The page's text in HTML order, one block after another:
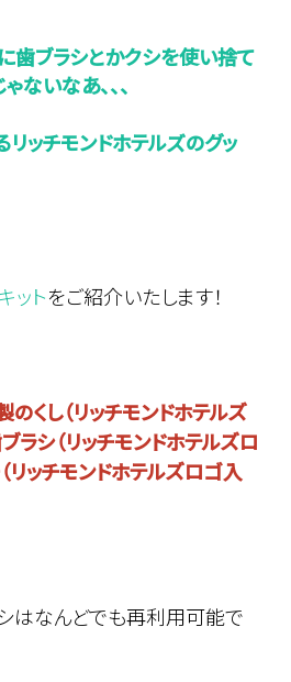
歯ブラシとかクシを使い捨て
ないなあ、、、
ッチモンドホテルズのグッ
ットをご紹介いたします！
くし（リッチモンドホテルズ
ラシ（リッチモンドホテルズロ
リッチモンドホテルズロゴ入
はなんどでも再利用可能で